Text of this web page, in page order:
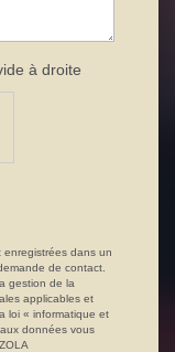
à droite
enregistrées dans un
de contact.
gestion de la
applicables et
loi « informatique et
données vous